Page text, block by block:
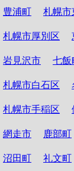
豊浦町 札幌市
札幌市厚別区
岩見沢市 七飯
札幌市白石区
札幌市手稲区
網走市 鹿部町
沼田町 礼文町